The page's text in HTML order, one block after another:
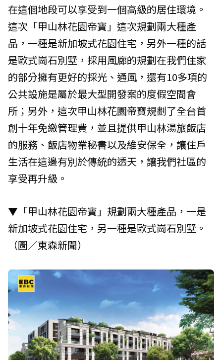
在這個地段可以享受到一個高級的居住環境。
這次「甲山林花園帝寶」這次規劃兩大種產
品，一種是新加坡式花園住宅，另外一種的話
是歐式崗石別墅，採用風廊的規劃在我們住家
的部分擁有更好的採光、通風，還有10多項的
公共設施是屬於最大型開發案的度假空間會
所；另外，這次甲山林花園帝寶規劃了全台首
創十年免繳管理費，並且提供甲山林湯旅飯店
的服務、飯店物業秘書以及維安保全，讓住戶
生活在這邊有別於傳統的透天，讓我們社區的
享受再升級。
▼「甲山林花園帝寶」規劃兩大種產品，一是
新加坡式花園住宅，另一種是歐式崗石別墅。
（圖／東森新聞）